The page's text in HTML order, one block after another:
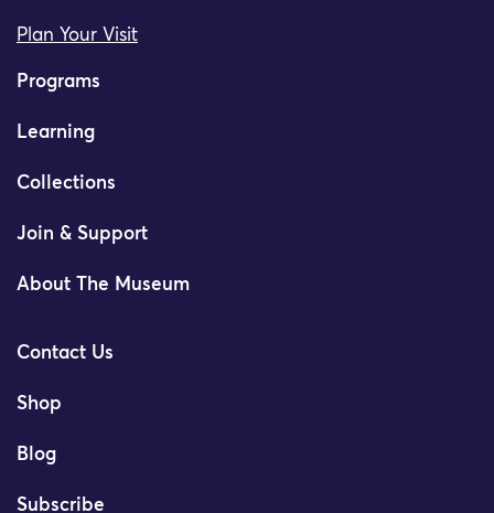
Plan Your Visit
Programs
Learning
Collections
Join & Support
About The Museum
Contact Us
Shop
Blog
Subscribe